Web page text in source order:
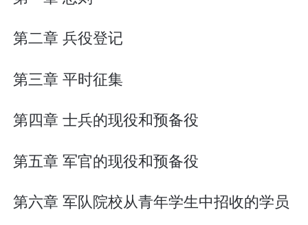
第二章 兵役登记
第三章 平时征集
第四章 士兵的现役和预备役
第五章 军官的现役和预备役
第六章 军队院校从青年学生中招收的学员